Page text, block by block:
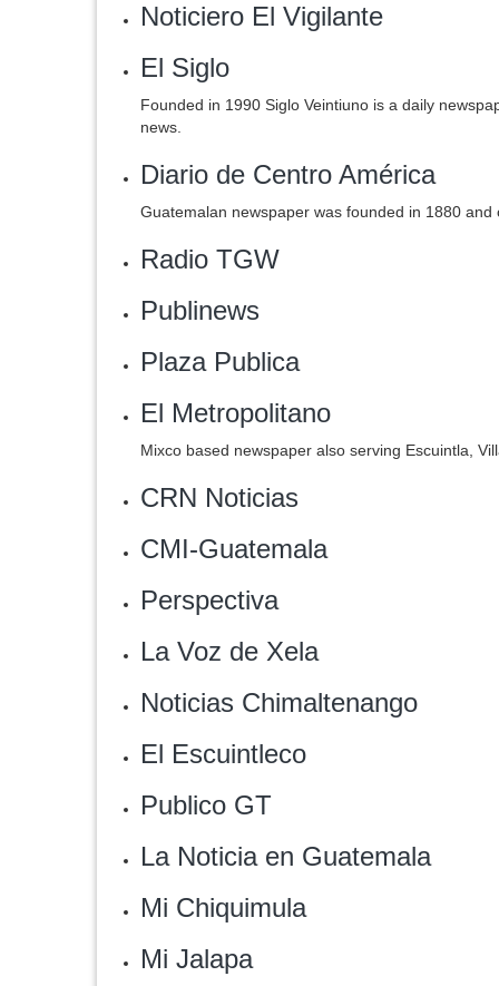
Noticiero El Vigilante
El Siglo
Founded in 1990 Siglo Veintiuno is a daily
news.
Diario de Centro América
Guatemalan newspaper was founded in 1880
Radio TGW
Publinews
Plaza Publica
El Metropolitano
Mixco based newspaper also serving Escuintla,
CRN Noticias
CMI-Guatemala
‎Perspectiva
La Voz de Xela
Noticias Chimaltenango‎
El Escuintleco‎
Publico GT
La Noticia en Guatemala
Mi Chiquimula
Mi Jalapa‎